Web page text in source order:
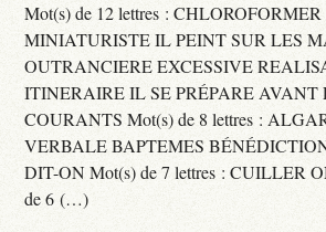
Mot(s) de 12 lettres :
MINIATURISTE IL PEINT SUR LES
OUTRANCIERE EXCESSIVE
ITINERAIRE IL SE PRÉPARE AVANT
COURANTS Mot(s) de 8 lettres :
VERBALE BAPTEMES
DIT-ON Mot(s) de 7 lettres : CUILLER
de 6 (…)